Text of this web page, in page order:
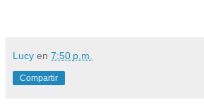
Lucy en 7:50 p.m.
Compartir